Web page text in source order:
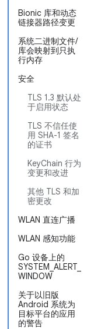
Bionic 库和动态
链接器路径变更
系统二进制文件/
库会映射到只执
行内存
安全
TLS 1.3 默认处
于启用状态
TLS 不信任使
用 SHA-1 签名
的证书
KeyChain 行为
变更和改进
其他 TLS 和加
密更改
WLAN 直连广播
WLAN 感知功能
Go 设备上的
SYSTEM_ALERT_
WINDOW
关于以旧版
Android 系统为
目标平台的应用
的警告